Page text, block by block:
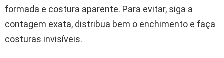
formada e costura aparente. Para evitar, siga a
contagem exata, distribua bem o enchimento e faça
costuras invisíveis.